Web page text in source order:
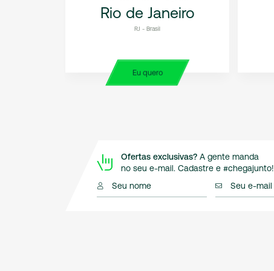
Rio de Janeiro
RJ - Brasil
Eu quero
Ofertas exclusivas? A gente manda
no seu e-mail. Cadastre e #chegajunto!
Seu nome
Seu e-mail